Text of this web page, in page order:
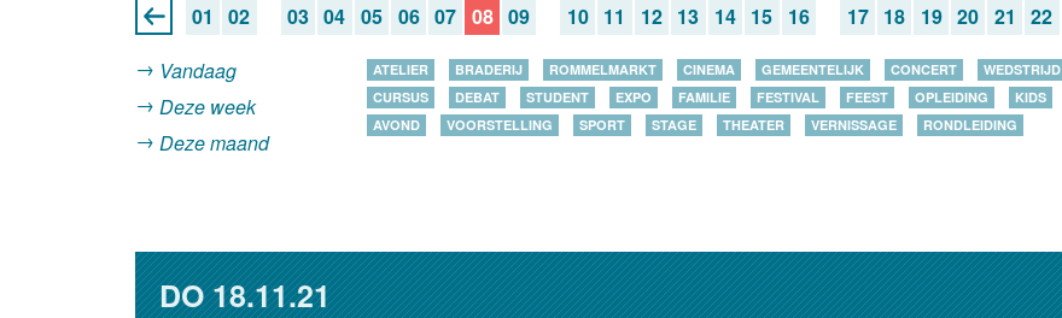
01 02 03 04 05 06 07 08 09 10 11 12 13 14 15 16 17 18 19 20 21 22
Vandaag
Deze week
Deze maand
ATELIER BRADERIJ ROMMELMARKT CINEMA GEMEENTELIJK CONCERT WEDSTRIJD
CURSUS
DEBAT STUDENT EXPO FAMILIE FESTIVAL FEEST OPLEIDING KIDS
AVOND
VOORSTELLING SPORT STAGE THEATER VERNISSAGE RONDLEIDING
DO18.11.21